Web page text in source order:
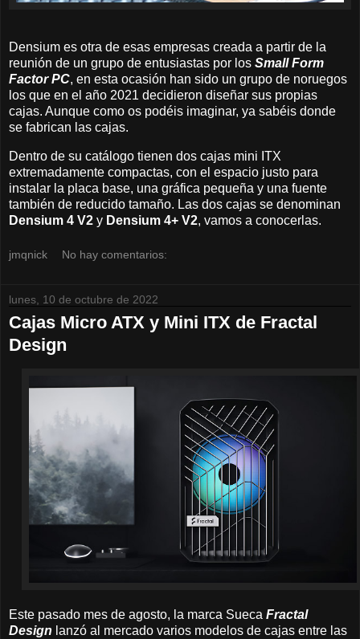
Densium es otra de esas empresas creada a partir de la
reunión de un grupo de entusiastas por los Small Form
Factor PC, en esta ocasión han sido un grupo de noruegos
los que en el año 2021 decidieron diseñar sus propias
cajas. Aunque como os podéis imaginar, ya sabéis donde
se fabrican las cajas.
Dentro de su catálogo tienen dos cajas mini ITX
extremadamente compactas, con el espacio justo para
instalar la placa base, una gráfica pequeña y una fuente
también de reducido tamaño. Las dos cajas se denominan
Densium 4 V2 y Densium 4+ V2, vamos a conocerlas.
jmqnick No hay comentarios:
lunes, 10 de octubre de 2022
Cajas Micro ATX y Mini ITX de Fractal
Design
Este pasado mes de agosto, la marca Sueca Fractal
Design lanzó al mercado varios modelos de cajas entre las